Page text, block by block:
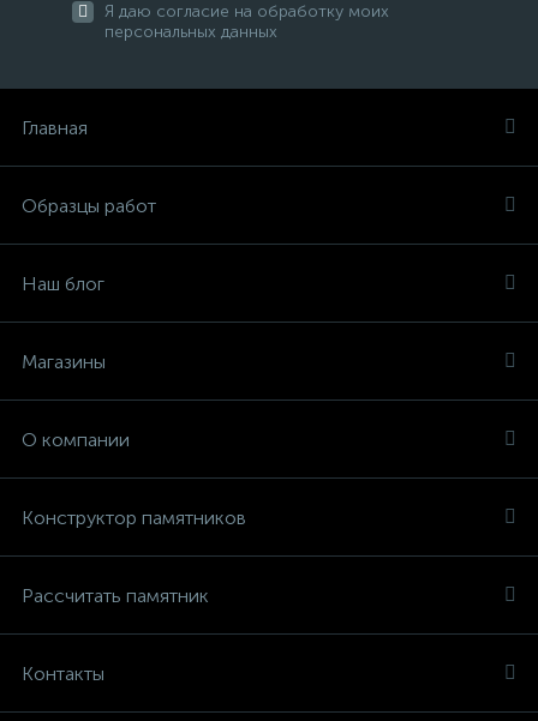
Я даю согласие на обработку моих
персональных данных
Главная
Образцы работ
Наш блог
Магазины
О компании
Конструктор памятников
Рассчитать памятник
Контакты